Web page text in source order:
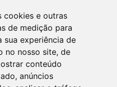
cookies e outras
de medição para
sua experiência de
no nosso site, de
conteúdo
anúncios
uma árvore! Leia mais